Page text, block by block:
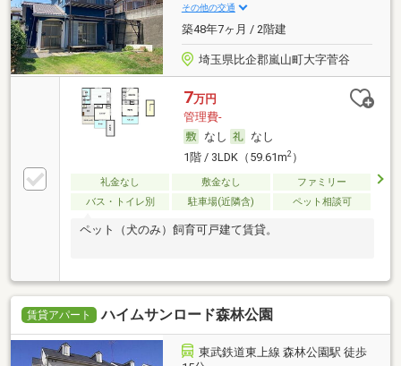
その他の交通
築48年7ヶ月 / 2階建
埼玉県比企郡嵐山町大字菅谷
7万円
管理費-
なし
なし
1階 / 3LDK（59.61m2）
礼金なし 敷金なし
ファミリー
バス・トイレ別
駐車場(近隣含) ペット相談可
ペット（犬のみ）飼育可戸建て賃貸。
賃貸アパート ハイムサンロード森林公園
東武鉄道東上線 森林公園駅 徒歩